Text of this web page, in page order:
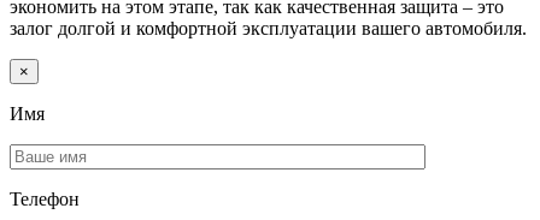
экономить на этом этапе, так как качественная защита – это
залог долгой и комфортной эксплуатации вашего автомобиля.
×
Имя
Телефон